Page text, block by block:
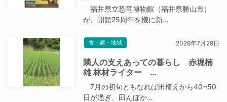
福井県立恐竜博物館（福井県勝山市）
が、開館25周年を機に新…
食・農・地域 2026年7月29日
隣人の支えあっての暮らし 赤堀楠
雄 林材ライター …
7月の初旬ともなれば田植えから40~50
日が過ぎ、田んぼか…